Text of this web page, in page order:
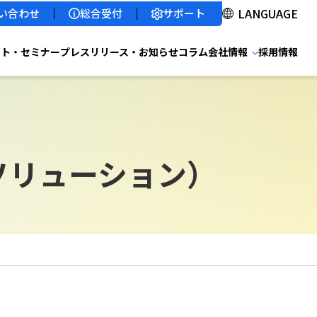
合わせ 総合受付 サポート
・セミナープレスリリース・お知らせコラム会社情報 採用情報
ューション）